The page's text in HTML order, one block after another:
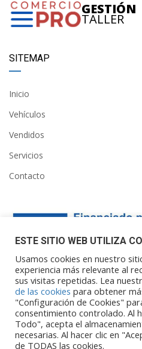
GESTIÓN
TALLER
SITEMAP
Inicio
Vehículos
Vendidos
Servicios
Contacto
Financiado por la Unión Europea
embargo, los puntos de vista y las
opiniones expresadas son
no reflejan necesariamente los de
la Unión Europea o la Comisión
ESTE SITIO WEB UTILIZA
Usamos cookies en nuestro
experiencia más relevante al
sus visitas repetidas. Lea
de las cookies para obtener
"Configuración de Cookies"
consentimiento controlado. Al
Todo", acepta el
necesarias. Al hacer clic en
de TODAS las cookies.